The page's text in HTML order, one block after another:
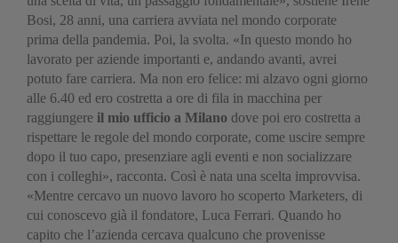
Bosi, 28 anni, una carriera avviata nel mondo corporate
prima della pandemia. Poi, la svolta. «In questo mondo ho
lavorato per aziende importanti e, andando avanti, avrei
potuto fare carriera. Ma non ero felice: mi alzavo ogni giorno
alle 6.40 ed ero costretta a ore di fila in macchina per
raggiungere il mio ufficio a Milano dove poi ero costretta a
rispettare le regole del mondo corporate, come uscire sempre
dopo il tuo capo, presenziare agli eventi e non socializzare
con i colleghi», racconta. Così è nata una scelta improvvisa.
«Mentre cercavo un nuovo lavoro ho scoperto Marketers, di
cui conoscevo già il fondatore, Luca Ferrari. Quando ho
capito che l’azienda cercava qualcuno che provenisse